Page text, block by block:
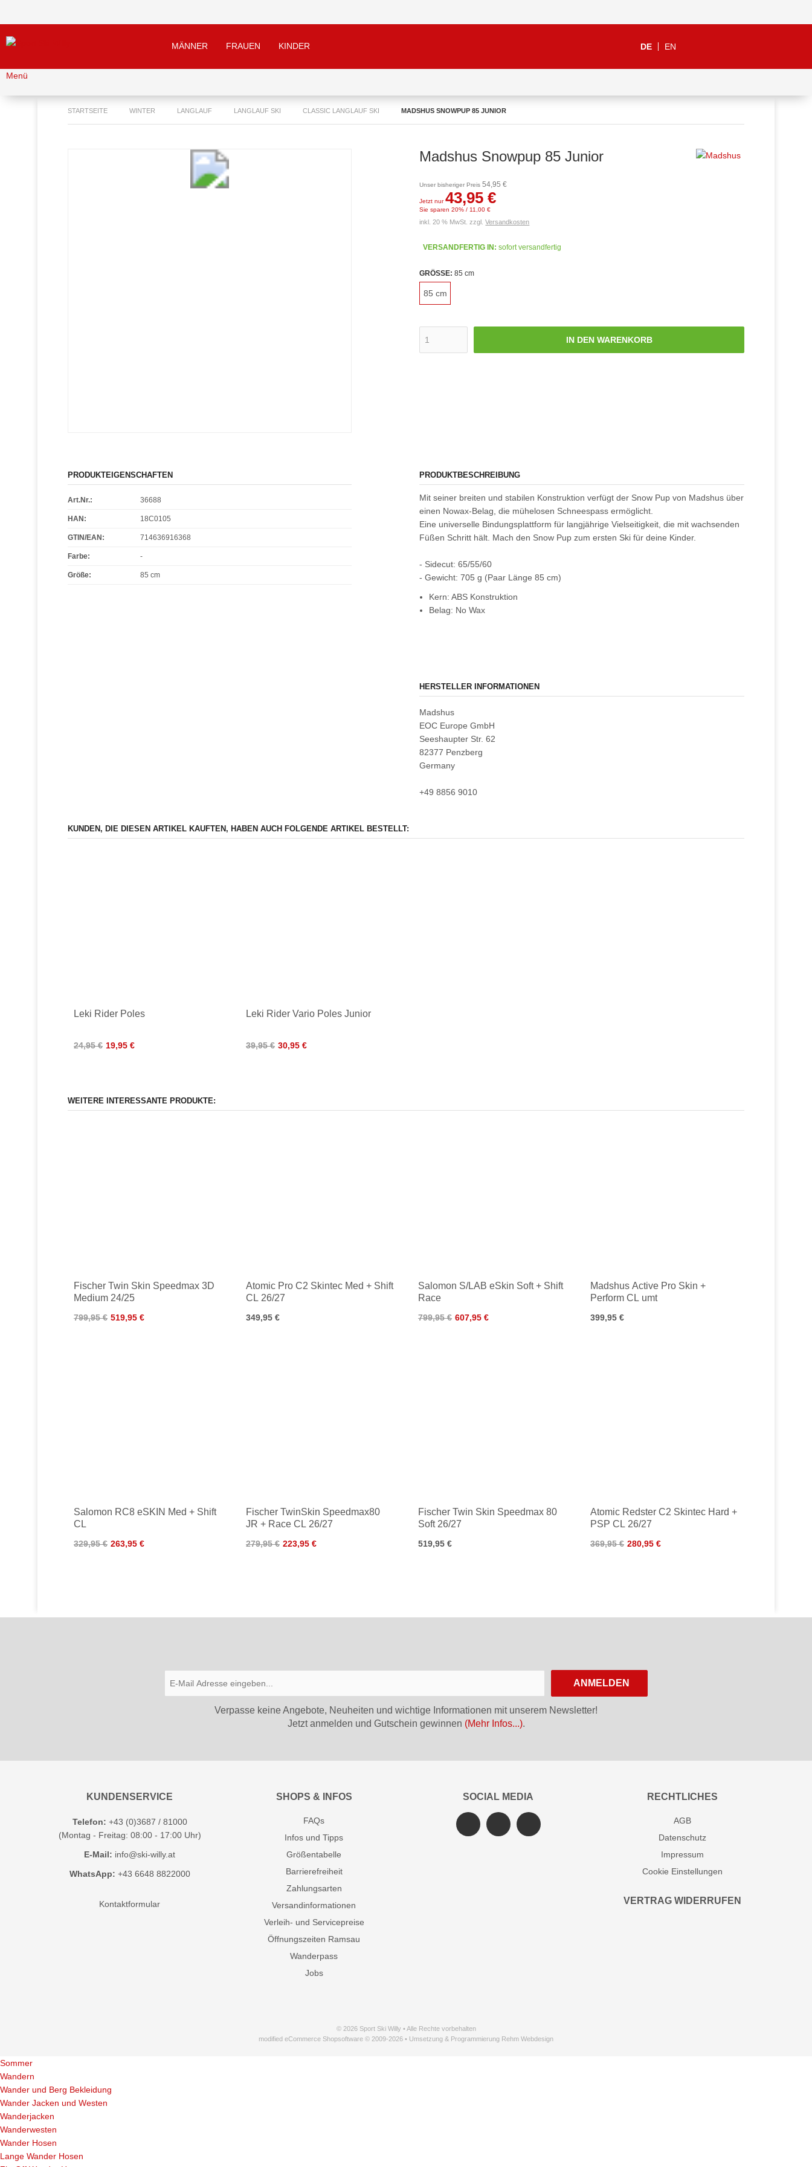
MÄNNER FRAUEN KINDER DE EN
Menü
STARTSEITE WINTER LANGLAUF LANGLAUF SKI CLASSIC LANGLAUF SKI MADSHUS SNOWPUP 85 JUNIOR
Madshus Snowpup 85 Junior
Unser bisheriger Preis54,95 €
Jetzt nur43,95 €
Sie sparen 20% / 11,00 €
inkl. 20 % MwSt. zzgl.Versandkosten
VERSANDFERTIG IN: sofort versandfertig
GRÖSSE: 85 cm
85 cm
IN DEN WARENKORB
PRODUKTEIGENSCHAFTEN
Art.Nr.: 36688
HAN: 18C0105
GTIN/EAN: 714636916368
Farbe: -
Größe: 85 cm
PRODUKTBESCHREIBUNG
Mit seiner breiten und stabilen Konstruktion verfügt der Snow Pup von Madshus über
einen Nowax-Belag, die mühelosen Schneespass ermöglicht.
Eine universelle Bindungsplattform für langjährige Vielseitigkeit, die mit wachsenden
Füßen Schritt hält. Mach den Snow Pup zum ersten Ski für deine Kinder.
- Sidecut: 65/55/60
- Gewicht: 705 g (Paar Länge 85 cm)
Kern: ABS Konstruktion
Belag: No Wax
HERSTELLER INFORMATIONEN
Madshus
EOC Europe GmbH
Seeshaupter Str. 62
82377 Penzberg
Germany
+49 8856 9010
KUNDEN, DIE DIESEN ARTIKEL KAUFTEN, HABEN AUCH FOLGENDE ARTIKEL BESTELLT:
Leki Rider Poles
24,95 € 19,95 €
Leki Rider Vario Poles Junior
39,95 € 30,95 €
WEITERE INTERESSANTE PRODUKTE:
Fischer Twin Skin Speedmax 3D
Medium 24/25
799,95 € 519,95 €
Atomic Pro C2 Skintec Med + Shift
CL 26/27
349,95 €
Salomon S/LAB eSkin Soft + Shift
Race
799,95 € 607,95 €
Madshus Active Pro Skin +
Perform CL umt
399,95 €
Salomon RC8 eSKIN Med + Shift
CL
329,95 € 263,95 €
Fischer TwinSkin Speedmax80
JR + Race CL 26/27
279,95 € 223,95 €
Fischer Twin Skin Speedmax 80
Soft 26/27
519,95 €
Atomic Redster C2 Skintec Hard +
PSP CL 26/27
369,95 € 280,95 €
ANMELDEN
Verpasse keine Angebote, Neuheiten und wichtige Informationen mit unserem Newsletter!
Jetzt anmelden und Gutschein gewinnen (Mehr Infos...).
KUNDENSERVICE
Telefon: +43 (0)3687 / 81000
(Montag - Freitag: 08:00 - 17:00 Uhr)
E-Mail: info@ski-willy.at
WhatsApp: +43 6648 8822000
Kontaktformular
SHOPS & INFOS
FAQs
Infos und Tipps
Größentabelle
Barrierefreiheit
Zahlungsarten
Versandinformationen
Verleih- und Servicepreise
Öffnungszeiten Ramsau
Wanderpass
Jobs
SOCIAL MEDIA RECHTLICHES
AGB
Datenschutz
Impressum
Cookie Einstellungen
VERTRAG WIDERRUFEN
© 2026 Sport Ski Willy • Alle Rechte vorbehalten
modified eCommerce Shopsoftware © 2009-2026 • Umsetzung & Programmierung Rehm Webdesign
Sommer
Wandern
Wander und Berg Bekleidung
Wander Jacken und Westen
Wanderjacken
Wanderwesten
Wander Hosen
Lange Wander Hosen